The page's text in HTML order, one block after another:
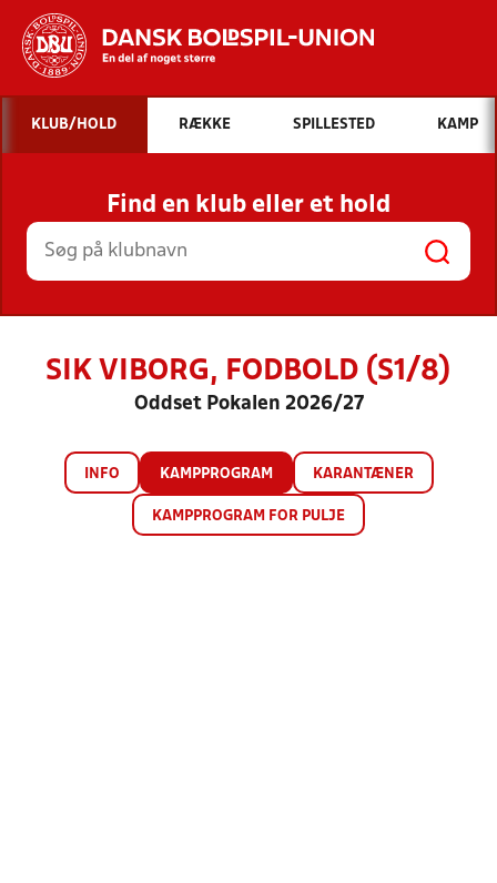
Hvad vil du søge efter?
INDHOLD OG NYHEDER
STILLINGER, RESULTATER, KLUBBER OG
HOLD
KLUB/HOLD RÆKKE SPILLESTED KAMP
Find en klub eller et hold
SIK VIBORG, FODBOLD (S1/8)
Oddset Pokalen 2026/27
INFO KAMPPROGRAM KARANTÆNER
KAMPPROGRAM FOR PULJE